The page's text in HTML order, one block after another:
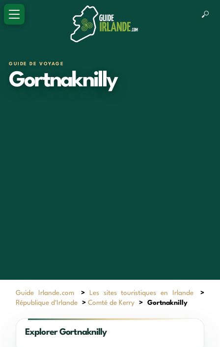
GUIDE DE VOYAGE
Gortnaknilly
Guide Irlande.com > Les sites touristiques en Irlande
>
République d'Irlande
> Comté de Kerry > Gortnaknilly
Explorer Gortnaknilly